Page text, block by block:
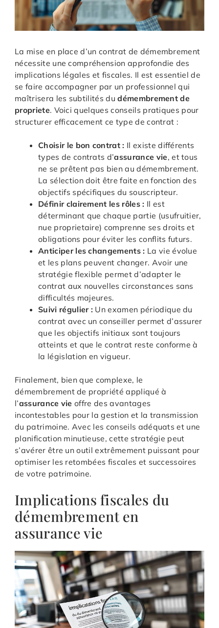
La mise en place d’un contrat de démembrement
nécessite une compréhension approfondie des
implications légales et fiscales. Il est essentiel de
se faire accompagner par un professionnel qui
maîtrisera les subtilités dudémembrement de
propriete. Voici quelques conseils pratiques pour
structurer efficacement ce type de contrat :
Choisir le bon contrat : Il existe différents
types de contrats d’assurance vie, et tous
ne se prêtent pas bien au démembrement.
La sélection doit être faite en fonction des
objectifs spécifiques du souscripteur.
Définir clairement les rôles : Il est
déterminant que chaque partie (usufruitier,
nue proprietaire) comprenne ses droits et
obligations pour éviter les conflits futurs.
Anticiper les changements : La vie évolue
et les plans peuvent changer. Avoir une
stratégie flexible permet d’adapter le
contrat aux nouvelles circonstances sans
difficultés majeures.
Suivi régulier : Un examen périodique du
contrat avec un conseiller permet d’assurer
que les objectifs initiaux sont toujours
atteints et que le contrat reste conforme à
la législation en vigueur.
Finalement, bien que complexe, le
démembrement de propriété appliqué à
l’assurance vie offre des avantages
incontestables pour la gestion et la transmission
du patrimoine. Avec les conseils adéquats et une
planification minutieuse, cette stratégie peut
s’avérer être un outil extrêmement puissant pour
optimiser les retombées fiscales et successoires
de votre patrimoine.
Implications fiscales du
démembrement en
assurance vie